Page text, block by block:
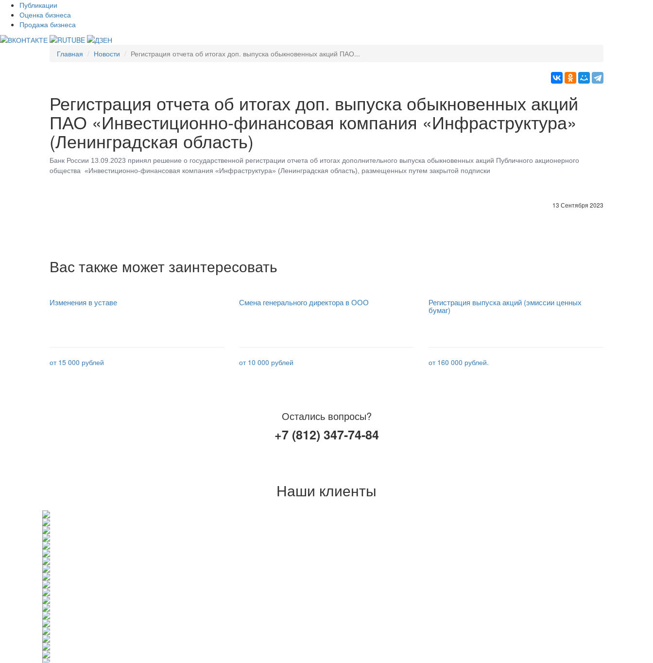
Публикации
Оценка бизнеса
Продажа бизнеса
Главная Новости Регистрация отчета об итогах доп. выпуска обыкновенных акций ПАО...
Регистрация отчета об итогах доп. выпуска обыкновенных акций
ПАО «Инвестиционно-финансовая компания «Инфраструктура»
(Ленинградская область)
Банк России 13.09.2023 принял решение о государственной регистрации отчета об итогах дополнительного выпуска обыкновенных акций Публичного акционерного
общества «Инвестиционно-финансовая компания «Инфраструктура» (Ленинградская область), размещенных путем закрытой подписки
13 Сентября 2023
Вас также может заинтересовать
Изменения в уставе
от 15 000 рублей
Смена генерального директора в ООО
от 10 000 рублей
Регистрация выпуска акций (эмиссии ценных
бумаг)
от 160 000 рублей.
Остались вопросы?
+7 (812) 347-74-84
Наши клиенты